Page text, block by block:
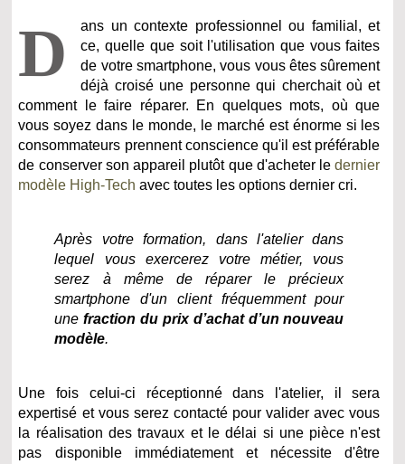
D
ans un contexte professionnel ou familial, et
ce, quelle que soit l'utilisation que vous faites
de votre smartphone, vous vous êtes sûrement
déjà croisé une personne qui cherchait où et
comment le faire réparer. En quelques mots, où que
vous soyez dans le monde, le marché est énorme si les
consommateurs prennent conscience qu'il est préférable
de conserver son appareil plutôt que d'acheter ledernier
modèle High-Tech avec toutes les options dernier cri.
Après votre formation, dans l'atelier dans
lequel vous exercerez votre métier, vous
serez à même de réparer le précieux
smartphone d'un client fréquemment pour
unefraction du prix d’achat d’un nouveau
modèle.
Une fois celui-ci réceptionné dans l'atelier, il sera
expertisé et vous serez contacté pour valider avec vous
la réalisation des travaux et le délai si une pièce n'est
pas disponible immédiatement et nécessite d'être